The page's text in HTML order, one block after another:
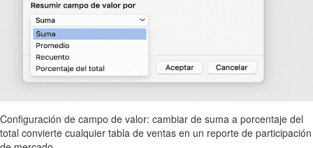
Configuración de campo de valor: cambiar de suma a porcentaje del
total convierte cualquier tabla de ventas en un reporte de participación